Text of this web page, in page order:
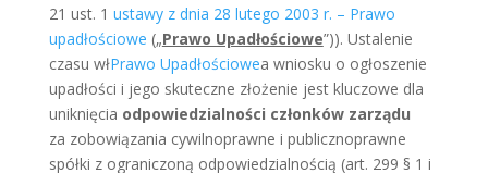
21 ust. 1 ustawy z dnia 28 lutego 2003 r. – Prawo
upadłościowe („Prawo Upadłościowe”)). Ustalenie
czasu włPrawo Upadłościowea wniosku o ogłoszenie
upadłości i jego skuteczne złożenie jest kluczowe dla
uniknięcia odpowiedzialności członków zarządu
za zobowiązania cywilnoprawne i publicznoprawne
spółki z ograniczoną odpowiedzialnością (art. 299 § 1 i